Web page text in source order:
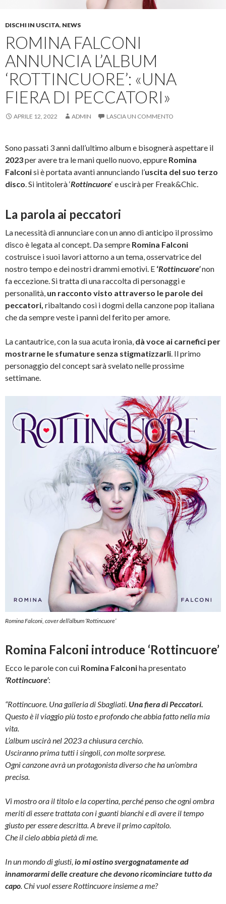
DISCHI IN USCITA, NEWS
ROMINA FALCONI
ANNUNCIA L’ALBUM
‘ROTTINCUORE’: «UNA
FIERA DI PECCATORI»
APRILE 12, 2022 ADMIN LASCIA UN COMMENTO
Sono passati 3 anni dall’ultimo album e bisognerà aspettare il
2023per avere tra le mani quello nuovo, eppure Romina
Falconisi è portata avanti annunciando l’uscita del suo terzo
disco . Si intitolerà ‘Rottincuore‘ e uscirà per Freak&Chic.
La parola ai peccatori
La necessità di annunciare con un anno di anticipo il prossimo
disco è legata al concept. Da sempre Romina Falconi
costruisce i suoi lavori attorno a un tema, osservatrice del
nostro tempo e dei nostri drammi emotivi. E ‘Rottincuore’non
fa eccezione. Si tratta di una raccolta di personaggi e
personalità, un racconto visto attraverso le parole dei
peccatori, ribaltando così i dogmi della canzone pop italiana
che da sempre veste i panni del ferito per amore.
La cantautrice, con la sua acuta ironia, dà voce ai carnefici per
mostrarne le sfumature senza stigmatizzarli . Il primo
personaggio del concept sarà svelato nelle prossime
settimane.
Romina Falconi, cover dell’album ‘Rottincuore’
Romina Falconi introduce ‘Rottincuore’
Ecco le parole con cui Romina Falconiha presentato
‘Rottincuore’:
“Rottincuore. Una galleria di Sbagliati. Una fiera di Peccatori.
Questo è il viaggio più tosto e profondo che abbia fatto nella mia
vita.
L’album uscirà nel 2023 a chiusura cerchio.
Usciranno prima tutti i singoli, con molte sorprese.
Ogni canzone avrà un protagonista diverso che ha un’ombra
precisa.
Vi mostro ora il titolo e la copertina, perché penso che ogni ombra
meriti di essere trattata con i guanti bianchi e di avere il tempo
giusto per essere descritta. A breve il primo capitolo.
Che il cielo abbia pietà di me.
In un mondo di giusti, io mi ostino svergognatamente ad
innamorarmi delle creature che devono ricominciare tutto da
capo . Chi vuol essere Rottincuore insieme a me?